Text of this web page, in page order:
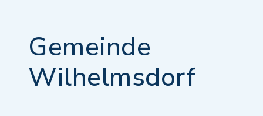
Gemeinde
Wilhelmsdorf